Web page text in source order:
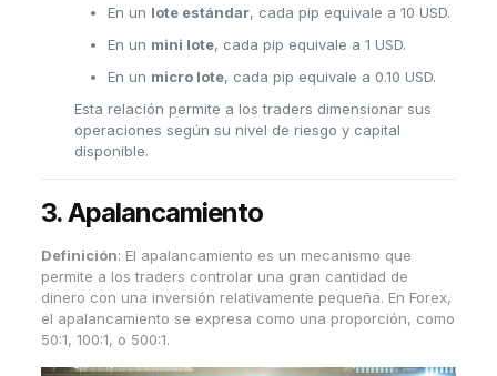
En un lote estándar, cada pip equivale a 10 USD.
En un mini lote, cada pip equivale a 1 USD.
En un micro lote, cada pip equivale a 0.10 USD.
Esta relación permite a los traders dimensionar sus
operaciones según su nivel de riesgo y capital
disponible.
3.Apalancamiento
Definición: El apalancamiento es un mecanismo que
permite a los traders controlar una gran cantidad de
dinero con una inversión relativamente pequeña. En Forex,
el apalancamiento se expresa como una proporción, como
50:1, 100:1, o 500:1.